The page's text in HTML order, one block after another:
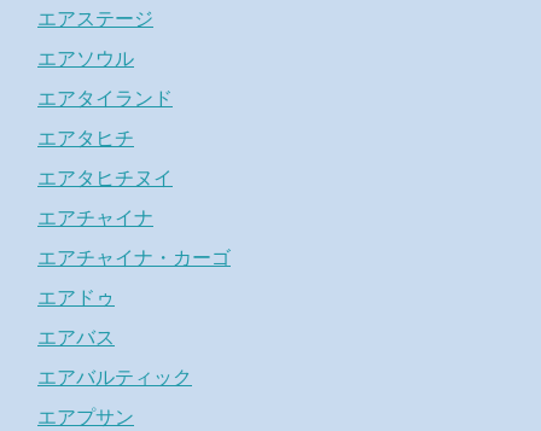
エアステージ
エアソウル
エアタイランド
エアタヒチ
エアタヒチヌイ
エアチャイナ
エアチャイナ・カーゴ
エアドゥ
エアバス
エアバルティック
エアプサン